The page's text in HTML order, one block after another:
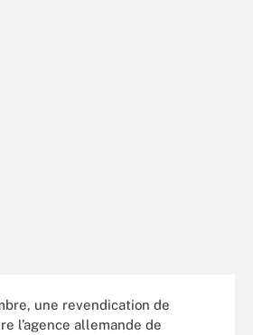
une revendication de
l’agence allemande de